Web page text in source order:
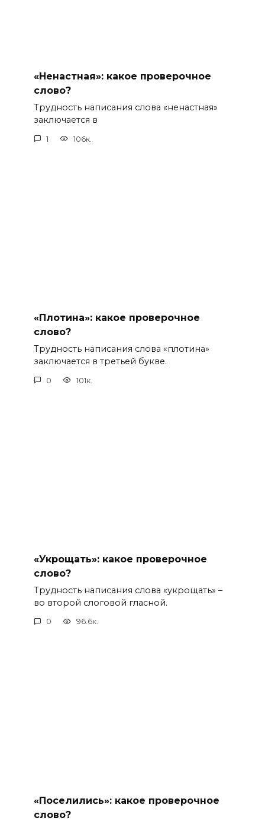
«Ненастная»: какое проверочное
слово?
Трудность написания слова «ненастная»
заключается в
1 106к.
«Плотина»: какое проверочное
слово?
Трудность написания слова «плотина»
заключается в третьей букве.
0 101к.
«Укрощать»: какое проверочное
слово?
Трудность написания слова «укрощать» –
во второй слоговой гласной.
0 96.6к.
«Поселились»: какое проверочное
слово?